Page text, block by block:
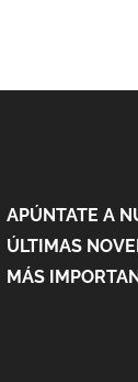
APÚNTATE A
ÚLTIMAS
MÁS